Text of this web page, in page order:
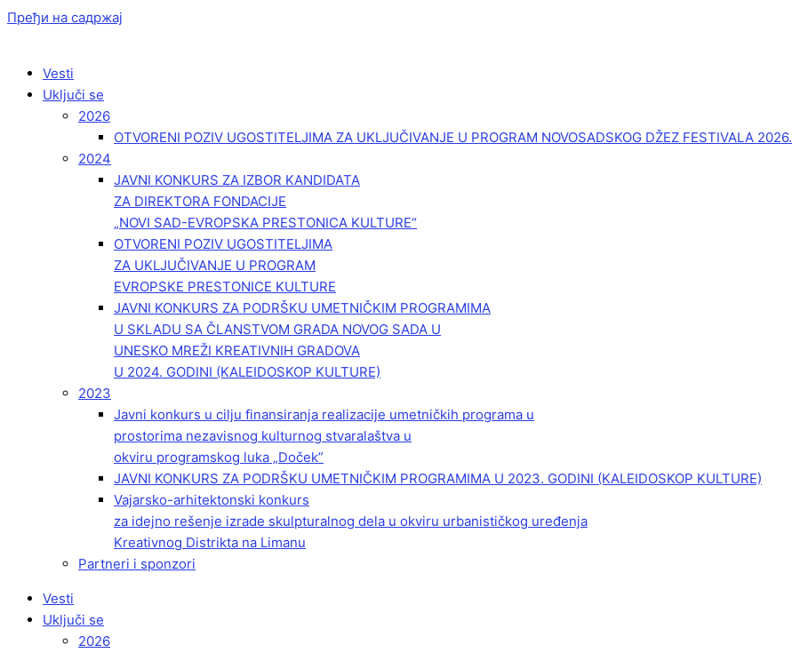
Пређи на садржај
Vesti
Uključi se
2026
OTVORENI POZIV UGOSTITELJIMA ZA UKLJUČIVANJE U PROGRAM NOVOSADSKOG DŽEZ FESTIVALA 2026.
2024
JAVNI KONKURS ZA IZBOR KANDIDATA
ZA DIREKTORA FONDACIJE
„NOVI SAD-EVROPSKA PRESTONICA KULTURE“
OTVORENI POZIV UGOSTITELJIMA
ZA UKLJUČIVANJE U PROGRAM
EVROPSKE PRESTONICE KULTURE
JAVNI KONKURS ZA PODRŠKU UMETNIČKIM PROGRAMIMA
U SKLADU SA ČLANSTVOM GRADA NOVOG SADA U
UNESKO MREŽI KREATIVNIH GRADOVA
U 2024. GODINI (KALEIDOSKOP KULTURE)
2023
Javni konkurs u cilju finansiranja realizacije umetničkih programa u
prostorima nezavisnog kulturnog stvaralaštva u
okviru programskog luka „Doček”
JAVNI KONKURS ZA PODRŠKU UMETNIČKIM PROGRAMIMA U 2023. GODINI (KALEIDOSKOP KULTURE)
Vajarsko-arhitektonski konkurs
za idejno rešenje izrade skulpturalnog dela u okviru urbanističkog uređenja
Kreativnog Distrikta na Limanu
Partneri i sponzori
Vesti
Uključi se
2026